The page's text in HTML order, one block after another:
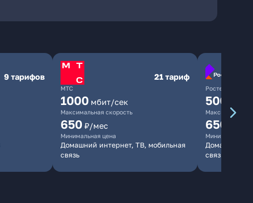
9 тарифов
МТС
21 тариф
1000 мбит/сек
Максимальная скорость
650 ₽/мес
Минимальная цена
Домашний интернет, ТВ, мобильная
связь
Ростелеком
500
Максимальная
650
Минимальная
Домашний
связь